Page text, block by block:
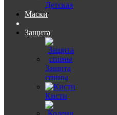
Детская
Маски
Защита
Защита
спины
Кисти